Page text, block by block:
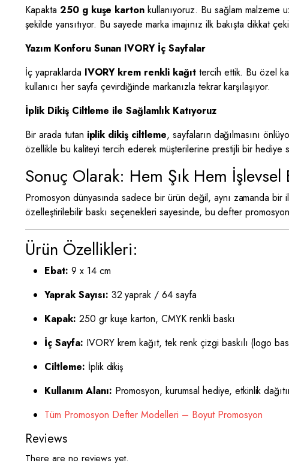
Kapakta 250 g kuşe karton kullanıyoruz. Bu sağlam malzeme
şekilde yansıtıyor. Bu sayede marka imajınız ilk bakışta dikkat
Yazım Konforu Sunan IVORY İç Sayfalar
İç yapraklarda IVORY krem renkli kağıttercih ettik. Bu özel
kullanıcı her sayfa çevirdiğinde markanızla tekrar karşılaşıyor.
İplik Dikiş Ciltleme ile Sağlamlık Katıyoruz
Bir arada tutan iplik dikiş ciltleme, sayfaların dağılmasını
özellikle bu kaliteyi tercih ederek müşterilerine prestijli bir hediye
Sonuç Olarak: Hem Şık Hem İşlevsel
Promosyon dünyasında sadece bir ürün değil, aynı zamanda bir
özelleştirilebilir baskı seçenekleri sayesinde, bu defter
Ürün Özellikleri:
Ebat: 9 x 14 cm
Yaprak Sayısı: 32 yaprak / 64 sayfa
Kapak: 250 gr kuşe karton, CMYK renkli baskı
İç Sayfa: IVORY krem kağıt, tek renk çizgi baskılı (logo
Ciltleme: İplik dikiş
Kullanım Alanı: Promosyon, kurumsal hediye, etkinlik
Tüm Promosyon Defter Modelleri – Boyut Promosyon
Reviews
There are no reviews yet.